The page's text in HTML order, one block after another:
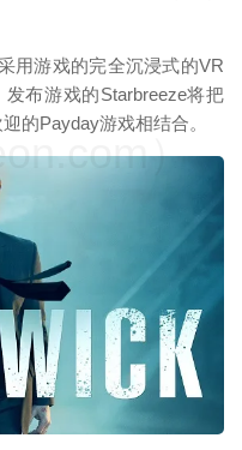
用游戏的完全沉浸式的VR
布游戏的Starbreeze将把
的Payday游戏相结合。
）